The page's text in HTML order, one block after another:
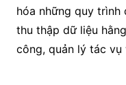
hóa những quy trình
thu thập dữ liệu
công, quản lý tác vụ